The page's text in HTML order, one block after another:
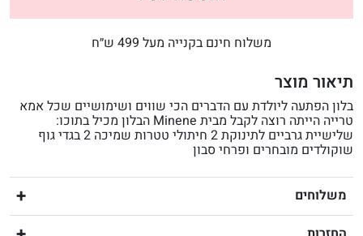
משלוח חינם בקנייה מעל 499 ש״ח
תיאור מוצר
בלון הפתעה ליולדת עם הדברים הכי שווים ושימושיים שכל אמא
טרייה הייתה רוצה לקבל מבית Minene הבלון מכיל בתוכו:
שלישיית גרביים לתינוקת 2 חיתולי טטרות שמיכה 2 בגדי גוף
שוקולדים מובחרים ופרחי סבון
משלוחים